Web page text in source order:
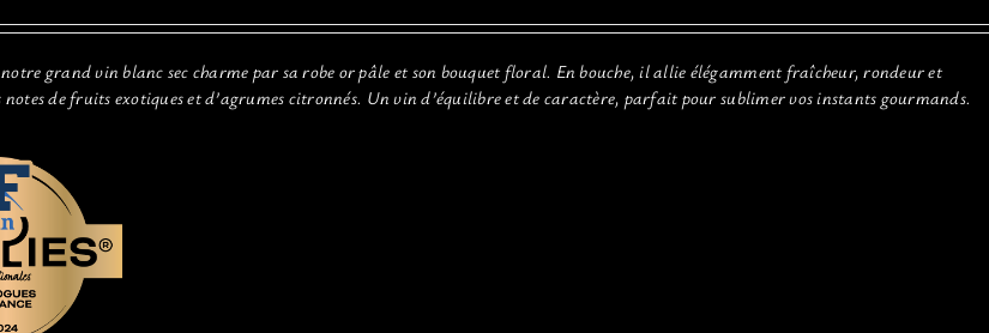
notre grand vin blanc sec charme par sa robe or pâle et son bouquet floral. En bouche, il allie élégamment fraîcheur, rondeur et
de fruits exotiques et d’agrumes citronnés. Un vin d’équilibre et de caractère, parfait pour sublimer vos instants gourmands.